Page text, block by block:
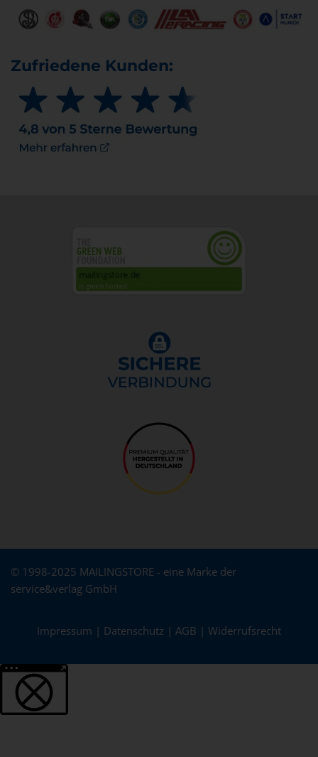
Zufriedene Kunden:
© 1998-2025 MAILINGSTORE - eine Marke der
service&verlag GmbH
Impressum | Datenschutz | AGB | Widerrufsrecht
Weitere Informationen über den gesperrten Inhalt.